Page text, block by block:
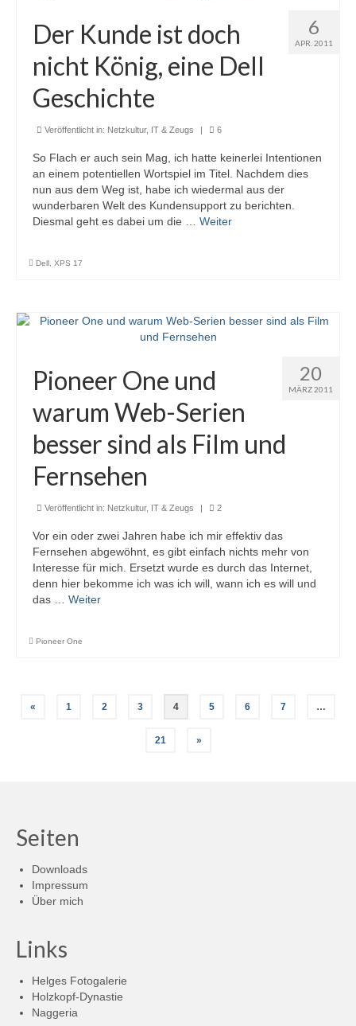
6
APR. 2011
Der Kunde ist doch
nicht König, eine Dell
Geschichte
Veröffentlicht in: Netzkultur, IT & Zeugs 6
So Flach er auch sein Mag, ich hatte keinerlei Intentionen
an einem potentiellen Wortspiel im Titel. Nachdem dies
nun aus dem Weg ist, habe ich wiedermal aus der
wunderbaren Welt des Kundensupport zu berichten.
Diesmal geht es dabei um die … Weiter
Dell , XPS 17
20
MÄRZ 2011
Pioneer One und
warum Web-Serien
besser sind als Film und
Fernsehen
Veröffentlicht in: Netzkultur, IT & Zeugs 2
Vor ein oder zwei Jahren habe ich mir effektiv das
Fernsehen abgewöhnt, es gibt einfach nichts mehr von
Interesse für mich. Ersetzt wurde es durch das Internet,
denn hier bekomme ich was ich will, wann ich es will und
das … Weiter
Pioneer One
Seitennummerierung
« 1 2 3 4 5 6 7 …
21 »
Seiten
Downloads
Impressum
Über mich
Links
Helges Fotogalerie
Holzkopf-Dynastie
Naggeria